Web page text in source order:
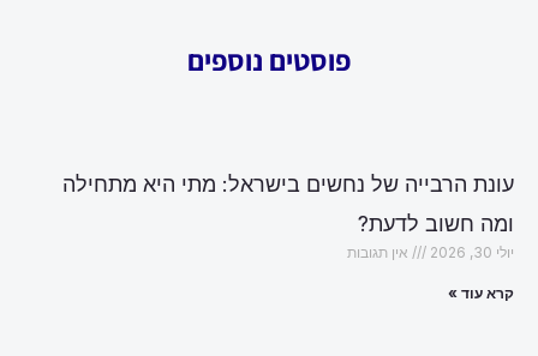
פוסטים נוספים
עונת הרבייה של נחשים בישראל: מתי היא מתחילה
ומה חשוב לדעת?
יולי 30, 2026 אין תגובות
קרא עוד »